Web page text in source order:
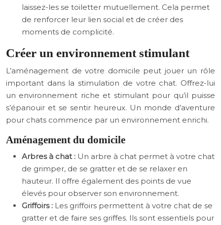
laissez-les se toiletter mutuellement. Cela permet
de renforcer leur lien social et de créer des
moments de complicité.
Créer un environnement stimulant
L’aménagement de votre domicile peut jouer un rôle
important dans la stimulation de votre chat. Offrez-lui
un environnement riche et stimulant pour qu’il puisse
s’épanouir et se sentir heureux. Un monde d’aventure
pour chats commence par un environnement enrichi.
Aménagement du domicile
Arbres à chat : Un arbre à chat permet à votre chat
de grimper, de se gratter et de se relaxer en
hauteur. Il offre également des points de vue
élevés pour observer son environnement.
Griffoirs : Les griffoirs permettent à votre chat de se
gratter et de faire ses griffes. Ils sont essentiels pour